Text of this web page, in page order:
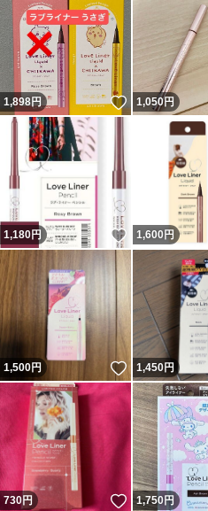
1,898円 いいね！
1,050円
1,180円 いいね！
1,600 円
1,500円 いいね！
1,450円
730円 いいね！
1,750円